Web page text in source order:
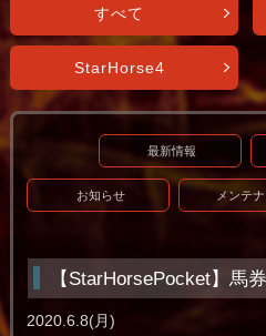
すべて
StarHorse4
最新情報
お知らせ メンテ
【StarHorsePocket】馬
2020.6.8(月)